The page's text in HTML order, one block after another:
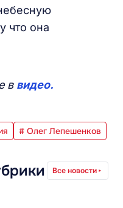
что она
в видео.
# Олег Лепешенков
Все новости